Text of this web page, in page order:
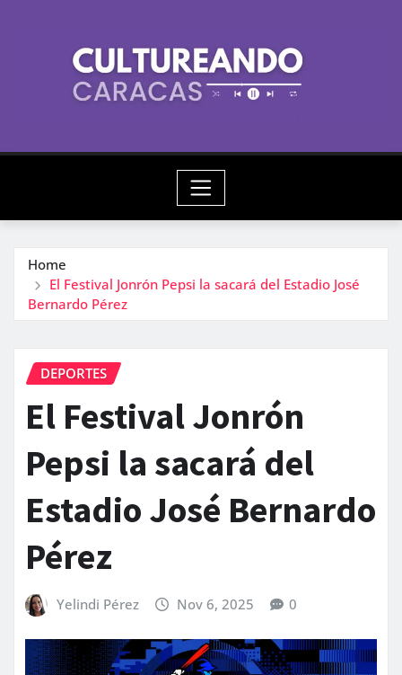
Home
El Festival Jonrón Pepsi la sacará del Estadio José
Bernardo Pérez
DEPORTES
El Festival Jonrón
Pepsi la sacará del
Estadio José Bernardo
Pérez
Yelindi Pérez Nov 6, 2025 0